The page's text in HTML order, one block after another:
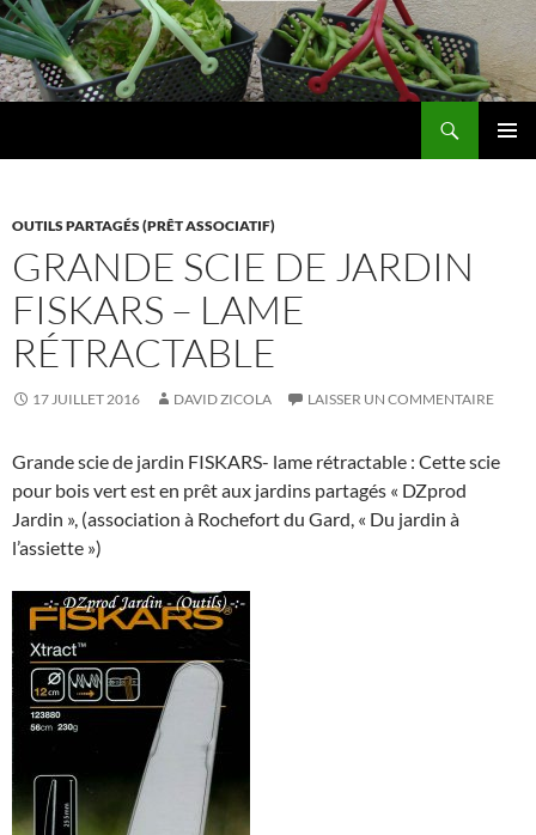
Aller
au
contenu
OUTILS PARTAGÉS (PRÊT ASSOCIATIF)
GRANDE SCIE DE JARDIN
FISKARS – LAME
RÉTRACTABLE
17 JUILLET 2016 DAVID ZICOLA LAISSER UN COMMENTAIRE
Grande scie de jardin FISKARS- lame rétractable : Cette scie
pour bois vert est en prêt aux jardins partagés « DZprod
Jardin », (association à Rochefort du Gard, « Du jardin à
l’assiette »)